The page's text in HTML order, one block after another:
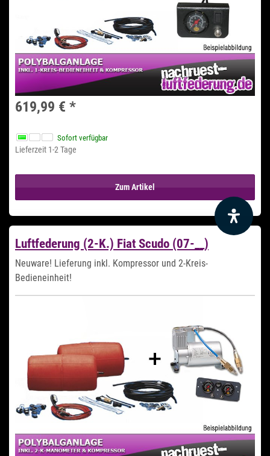
619,99 € *
Sofort verfügbar
Lieferzeit 1-2 Tage
Zum Artikel
Luftfederung (2-K.) Fiat Scudo (07-__)
Neuware! Lieferung inkl. Kompressor und 2-Kreis-
Bedieneinheit!